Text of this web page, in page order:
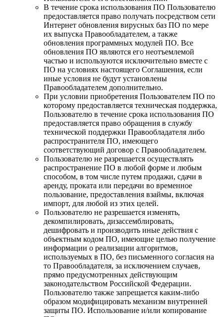
В течение срока использования ПО Пользователю
предоставляется право получать посредством сети
Интернет обновления вирусных баз ПО по мере
их выпуска Правообладателем, а также
обновления программных модулей ПО. Все
обновления ПО являются его неотъемлемой
частью и используются исключительно вместе с
ПО на условиях настоящего Соглашения, если
иные условия не будут установлены
Правообладателем дополнительно.
При условии приобретения Пользователем ПО по
которому предоставляется техническая поддержка,
Пользователю в течение срока использования ПО
предоставляется право обращения в службу
технической поддержки Правообладателя либо
распространителя ПО, имеющего
соответствующий договор с Правообладателем.
Пользователю не разрешается осуществлять
распространение ПО в любой форме и любым
способом, в том числе путем продажи, сдачи в
аренду, проката или передачи во временное
пользование, предоставления взаймы, включая
импорт, для любой из этих целей.
Пользователю не разрешается изменять,
декомпилировать, дизассемблировать,
дешифровать и производить иные действия с
объектным кодом ПО, имеющие целью получение
информации о реализации алгоритмов,
используемых в ПО, без письменного согласия на
то Правообладателя, за исключением случаев,
прямо предусмотренных действующим
законодательством Российской Федерации.
Пользователю также запрещается каким-либо
образом модифицировать механизм внутренней
защиты ПО. Использование и/или копирование